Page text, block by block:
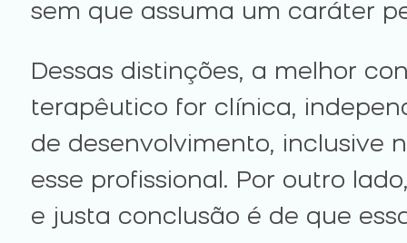
sem que assuma um caráter
Dessas distinções, a melhor
terapêutico for clínica,
de desenvolvimento, inclusive
esse profissional. Por outro
e justa conclusão é de que